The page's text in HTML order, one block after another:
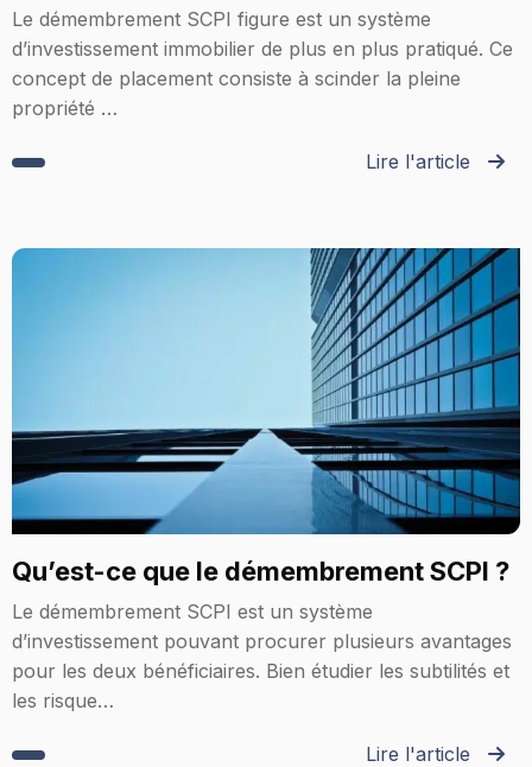
Le démembrement SCPI figure est un système
d’investissement immobilier de plus en plus pratiqué. Ce
concept de placement consiste à scinder la pleine
propriété …
Lire l'article
Qu’est-ce que le démembrement SCPI ?
Le démembrement SCPI est un système
d’investissement pouvant procurer plusieurs avantages
pour les deux bénéficiaires. Bien étudier les subtilités et
les risque…
Lire l'article